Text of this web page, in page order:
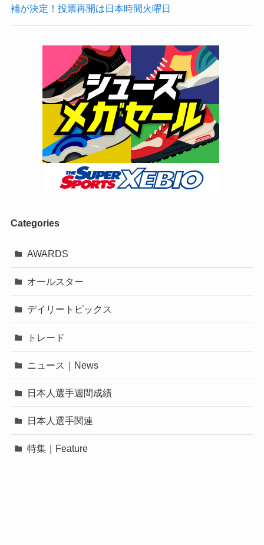
補が決定！投票再開は日本時間火曜日
Categories
AWARDS
オールスター
デイリートピックス
トレード
ニュース｜News
日本人選手週間成績
日本人選手関連
特集｜Feature